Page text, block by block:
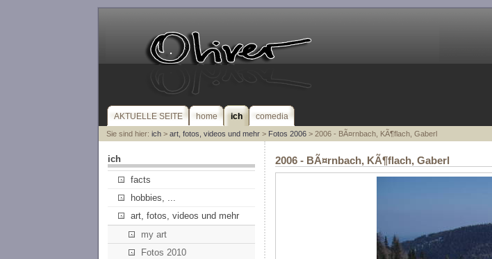
AKTUELLE SEITE home ich comedia
Sie sind hier: ich> art, fotos, videos und mehr> Fotos 2006> 2006 - BÃ¤rnbach, KÃ¶flach, Gaberl
ich
facts
hobbies, ...
art, fotos, videos und mehr
my art
Fotos 2010
2006 - BÃ¤rnbach, KÃ¶flach, Gaberl